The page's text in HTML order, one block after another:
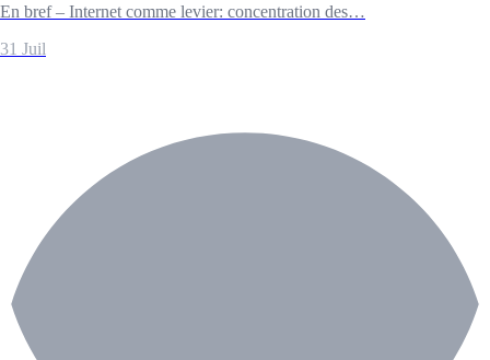
En bref – Internet comme levier: concentration des…
31 Juil